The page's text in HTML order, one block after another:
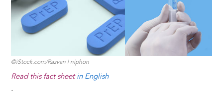
©iStock.com/Razvan | niphon
Read this fact sheetin English